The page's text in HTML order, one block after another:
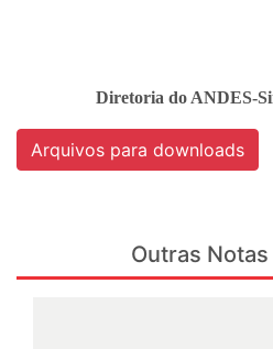
Diretoria do ANDES-
Arquivos para downloads
Outras